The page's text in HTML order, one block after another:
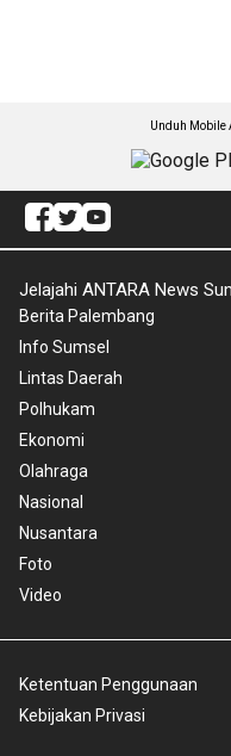
Unduh Mobile
Jelajahi ANTARA News
Berita Palembang
Info Sumsel
Lintas Daerah
Polhukam
Ekonomi
Olahraga
Nasional
Nusantara
Foto
Video
Ketentuan Penggunaan
Kebijakan Privasi